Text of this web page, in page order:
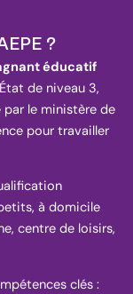
?
éducatif
de niveau 3,
par le ministère de
pour travailler
à domicile
centre de loisirs,
clés :